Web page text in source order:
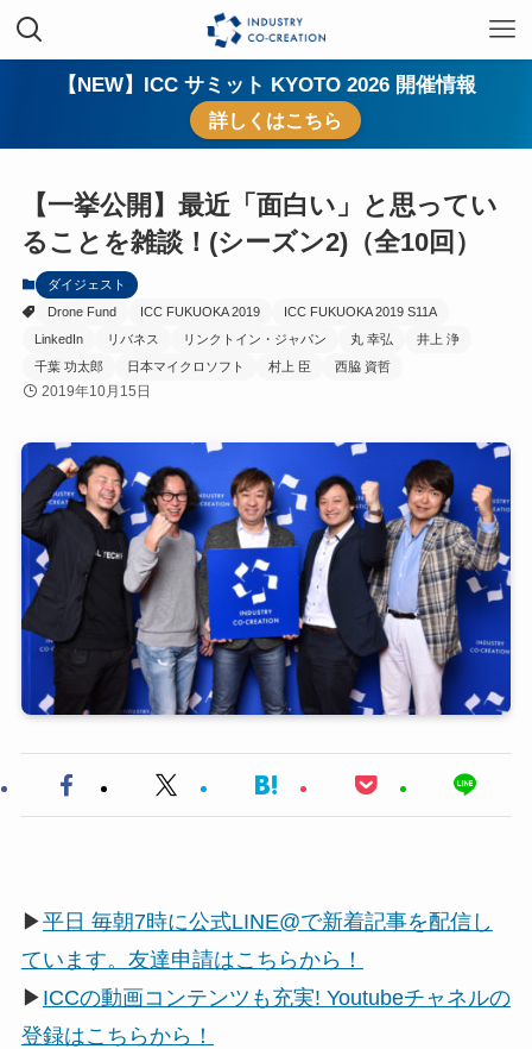
【NEW】ICC サミット KYOTO 2026 開催情報
詳しくはこちら
【一挙公開】最近「面白い」と思ってい
ることを雑談！(シーズン2)（全10回）
ダイジェスト
Drone Fund
ICC FUKUOKA 2019
ICC FUKUOKA 2019 S11A
LinkedIn
リバネス リンクトイン・ジャパン 丸 幸弘
井上 浄
千葉 功太郎
日本マイクロソフト 村上 臣 西脇 資哲
2019年10月15日
▶平日 毎朝7時に公式LINE@で新着記事を配信し
ています。友達申請はこちらから！
▶ ICCの動画コンテンツも充実! Youtubeチャネルの
登録はこちらから！